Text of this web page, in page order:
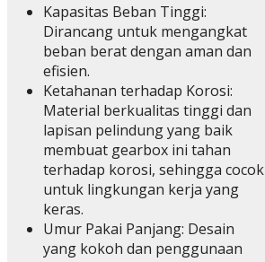
Kapasitas Beban Tinggi:
Dirancang untuk mengangkat
beban berat dengan aman dan
efisien.
Ketahanan terhadap Korosi:
Material berkualitas tinggi dan
lapisan pelindung yang baik
membuat gearbox ini tahan
terhadap korosi, sehingga cocok
untuk lingkungan kerja yang
keras.
Umur Pakai Panjang: Desain
yang kokoh dan penggunaan